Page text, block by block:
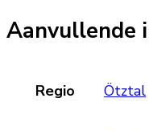
Aanvullende
Regio Ötztal